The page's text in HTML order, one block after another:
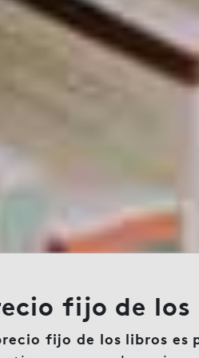
fijo de los
fijo de los libros